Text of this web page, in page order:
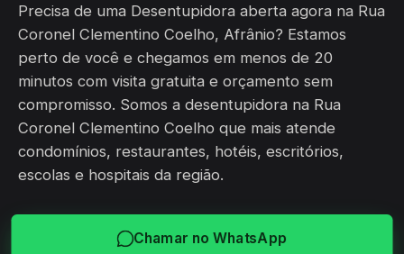
Precisa de uma Desentupidora aberta agora na Rua
Coronel Clementino Coelho, Afrânio? Estamos
perto de você e chegamos em menos de 20
minutos com visita gratuita e orçamento sem
compromisso. Somos a desentupidora na Rua
Coronel Clementino Coelho que mais atende
condomínios, restaurantes, hotéis, escritórios,
escolas e hospitais da região.
Chamar no WhatsApp